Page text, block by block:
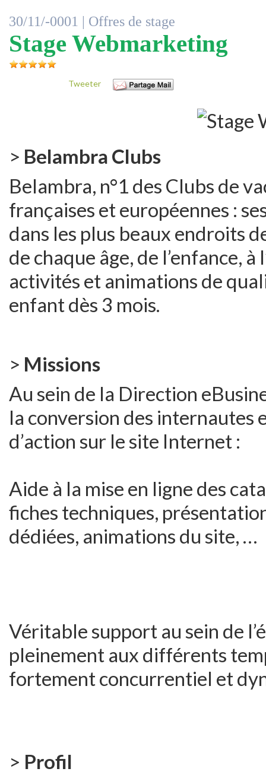
30/11/-0001 | Offres de stage
Stage Webmarketing
Tweeter
> Belambra Clubs
Belambra, n°1 des Clubs de
françaises et européennes :
dans les plus beaux endroits
de chaque âge, de l’enfance,
activités et animations de
enfant dès 3 mois.
> Missions
Au sein de la Direction
la conversion des
d’action sur le site Internet :
Aide à la mise en ligne des
fiches techniques,
dédiées, animations du site, …
Véritable support au sein de
pleinement aux différents
fortement concurrentiel et
> Profil